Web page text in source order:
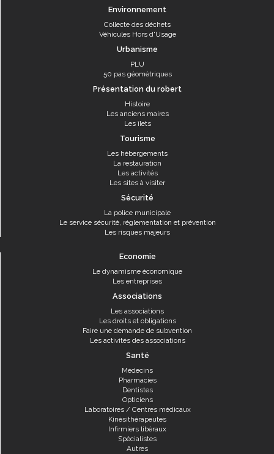
Environnement
Collecte des déchets
Véhicules Hors d'Usage
Urbanisme
PLU
50 pas géométriques
Présentation du robert
Histoire
Les anciens maires
Les îlets
Tourisme
Les hébergements
La restauration
Les activités
Les sites à visiter
Sécurité
La police municipale
Le service sécurité, réglementation et prévention
Les risques majeurs
Economie
Le dynamisme économique
Les entreprises
Associations
Les associations
Les droits et obligations
Faire une demande de subvention
Les activités des associations
Santé
Médecins
Pharmacies
Dentistes
Opticiens
Laboratoires / Centres médicaux
Kinésithérapeutes
Infirmiers libéraux
Spécialistes
Autres